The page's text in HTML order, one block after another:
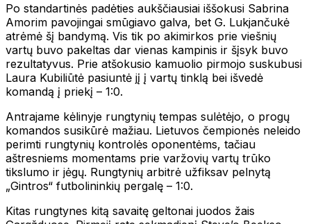
Po standartinės padėties aukščiausiai iššokusi Sabrina
Amorim pavojingai smūgiavo galva, bet G. Lukjančukė
atrėmė šį bandymą. Vis tik po akimirkos prie viešnių
vartų buvo pakeltas dar vienas kampinis ir šįsyk buvo
rezultatyvus. Prie atšokusio kamuolio pirmojo suskubusi
Laura Kubiliūtė pasiuntė jį į vartų tinklą bei išvedė
komandą į priekį – 1:0.
Antrajame kėlinyje rungtynių tempas sulėtėjo, o progų
komandos susikūrė mažiau. Lietuvos čempionės neleido
perimti rungtynių kontrolės oponentėms, tačiau
aštresniems momentams prie varžovių vartų trūko
tikslumo ir jėgų. Rungtynių arbitrė užfiksav pelnytą
„Gintros“ futbolininkių pergalę – 1:0.
Kitas rungtynes kitą savaitę geltonai juodos žais